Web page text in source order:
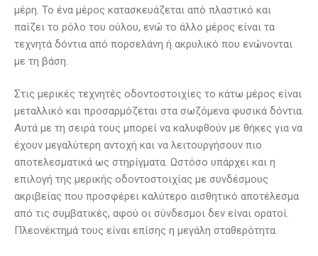
μέρη. Το ένα μέρος κατασκευάζεται από πλαστικό και
παίζει το ρόλο του ούλου, ενώ το άλλο μέρος είναι τα
τεχνητά δόντια από πορσελάνη ή ακρυλικό που ενώνονται
με τη βάση.
Στις μερικές τεχνητές οδοντοστοιχίες το κάτω μέρος είναι
μεταλλικό και προσαρμόζεται στα σωζόμενα φυσικά δόντια.
Αυτά με τη σειρά τους μπορεί να καλυφθούν με θήκες για να
έχουν μεγαλύτερη αντοχή και να λειτουργήσουν πιο
αποτελεσματικά ως στηρίγματα. Ωστόσο υπάρχει και η
επιλογή της μερικής οδοντοστοιχίας με συνδέσμους
ακριβείας που προσφέρει καλύτερο αισθητικό αποτέλεσμα
από τις συμβατικές, αφού οι σύνδεσμοι δεν είναι ορατοί.
Πλεονέκτημά τους είναι επίσης η μεγάλη σταθερότητα.